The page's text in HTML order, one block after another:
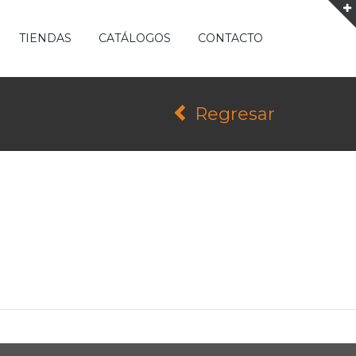
TIENDAS CATÁLOGOS CONTACTO
Regresar